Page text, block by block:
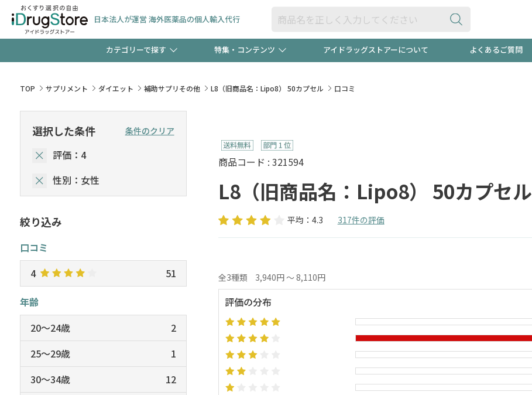
日本法人が運営 海外医薬品の個人輸入代行
カテゴリーで探す
ペット用品
特集・コンテンツ
【早割】お得なクーポン"3種類"出現中！今月のスト
新規登録で！今すぐ使えるクーポンプレゼント中！！
友だち大募集！限定クーポンも不定期配信
アイドラッグストアーについて よくあるご質問
TOP サプリメント ダイエット 補助サプリその他 L8（旧商品名：Lipo8） 50カプセル 口コミ
商品コード : 321594
L8（旧商品名：Lipo8） 50カプセル
平均：4.3 317件の評価
全3種類 3,940円 ～ 8,110円
評価の分布
選択した条件 条件のクリア
評価：4
性別：女性
絞り込み
口コミ
4
51
年齢
20～24歳
2
25～29歳
1
30～34歳
12